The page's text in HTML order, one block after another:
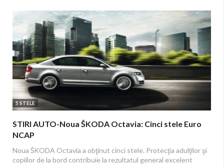
5 STELE
STIRI AUTO-Noua ŠKODA Octavia: Cinci stele Euro
NCAP
Noua ŠKODA Octavia a obţinut cinci stele. Protecţia adulţilor şi
copiilor de la bord contribuie la rezultatul general excelent